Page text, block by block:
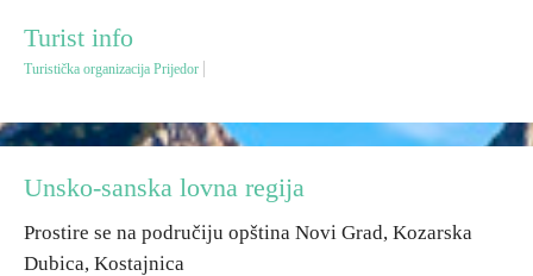
Omladinski turizam
Spisak destinacija
Mapa destinacija
Turist info
Turistička organizacija Prijedor
Unsko-sanska lovna regija
Prostire se na područiju opština Novi Grad, Kozarska
Dubica, Kostajnica